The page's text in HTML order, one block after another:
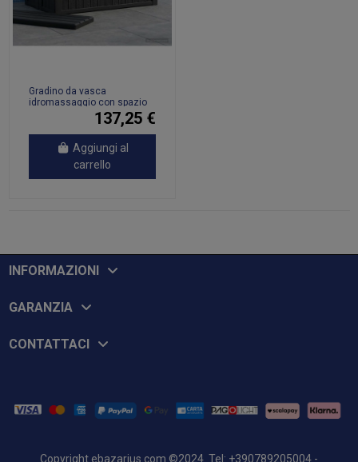
Gradino da vasca
idromassaggio con spazio
di stoccaggio a 2 gradini
137,25 €
Aggiungi al
carrello
INFORMAZIONI
GARANZIA
CONTATTACI
Copyright ebazarius.com ©2024 Tel: +390789205004 -